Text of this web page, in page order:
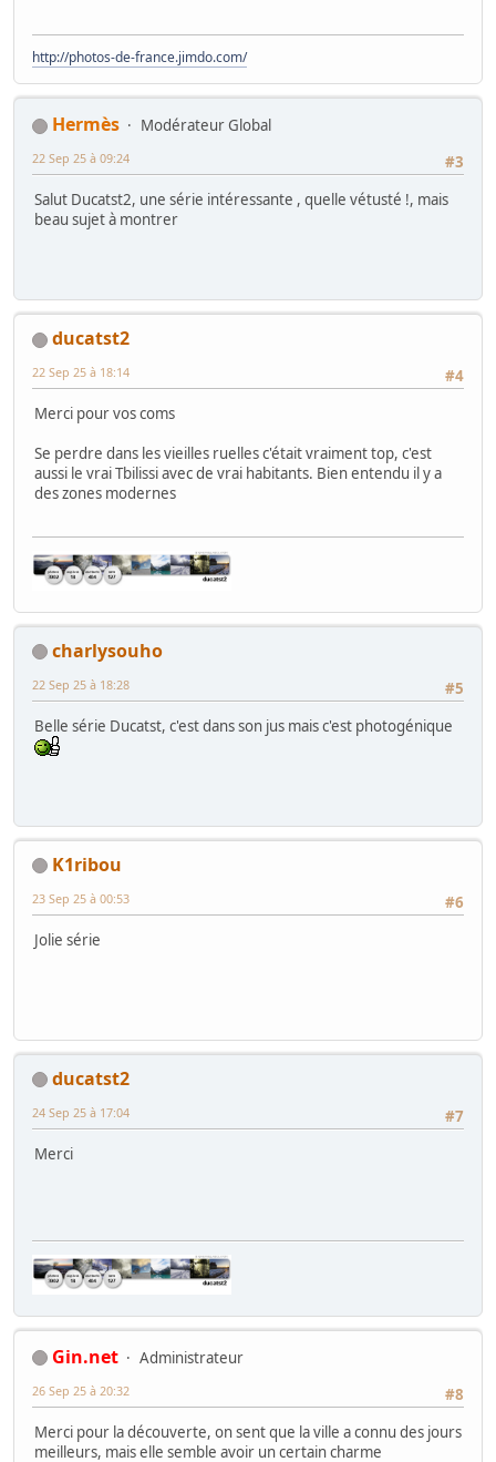
http://photos-de-france.jimdo.com/
Hermès
Modérateur Global
#3
22 Sep 25 à 09:24
Salut Ducatst2, une série intéressante , quelle vétusté !, mais
beau sujet à montrer
ducatst2
#4
22 Sep 25 à 18:14
Merci pour vos coms
Se perdre dans les vieilles ruelles c'était vraiment top, c'est
aussi le vrai Tbilissi avec de vrai habitants. Bien entendu il y a
des zones modernes
charlysouho
#5
22 Sep 25 à 18:28
Belle série Ducatst, c'est dans son jus mais c'est photogénique
K1ribou
#6
23 Sep 25 à 00:53
Jolie série
ducatst2
#7
24 Sep 25 à 17:04
Merci
Gin.net
Administrateur
#8
26 Sep 25 à 20:32
Merci pour la découverte, on sent que la ville a connu des jours
meilleurs, mais elle semble avoir un certain charme